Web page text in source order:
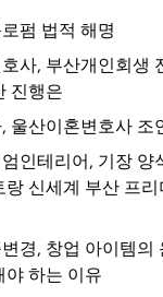
펌 법적 해명
사, 부산개인회생
진행은
울산이혼변호사 조
인테리어, 기장 양
랑 신세계 부산 프
경, 창업 아이템의
야 하는 이유